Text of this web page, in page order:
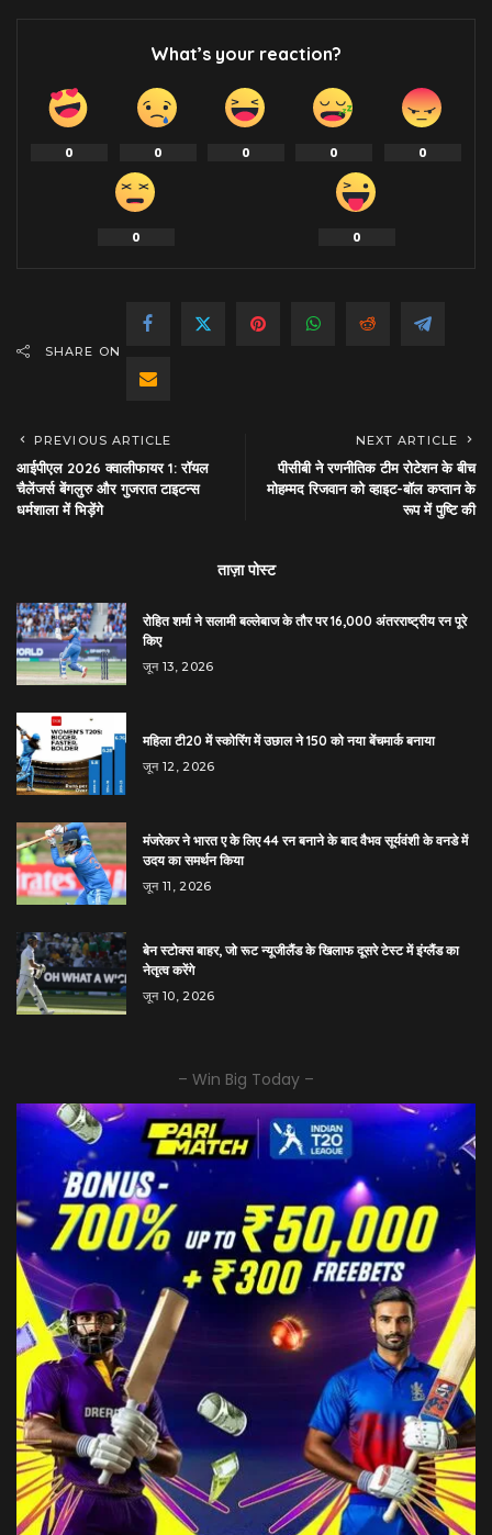
What’s your reaction?
0 0 0 0 0
0 0
SHARE ON
PREVIOUS ARTICLE
आईपीएल 2026 क्वालीफायर 1: रॉयल
चैलेंजर्स बेंगलुरु और गुजरात टाइटन्स
धर्मशाला में भिड़ेंगे
NEXT ARTICLE
पीसीबी ने रणनीतिक टीम रोटेशन के बीच
मोहम्मद रिजवान को व्हाइट-बॉल कप्तान के
रूप में पुष्टि की
ताज़ा पोस्ट
रोहित शर्मा ने सलामी बल्लेबाज के तौर पर 16,000 अंतरराष्ट्रीय रन पूरे
किए
जून 13, 2026
महिला टी20 में स्कोरिंग में उछाल ने 150 को नया बेंचमार्क बनाया
जून 12, 2026
मंजरेकर ने भारत ए के लिए 44 रन बनाने के बाद वैभव सूर्यवंशी के वनडे में
उदय का समर्थन किया
जून 11, 2026
बेन स्टोक्स बाहर, जो रूट न्यूजीलैंड के खिलाफ दूसरे टेस्ट में इंग्लैंड का
नेतृत्व करेंगे
जून 10, 2026
– Win Big Today –